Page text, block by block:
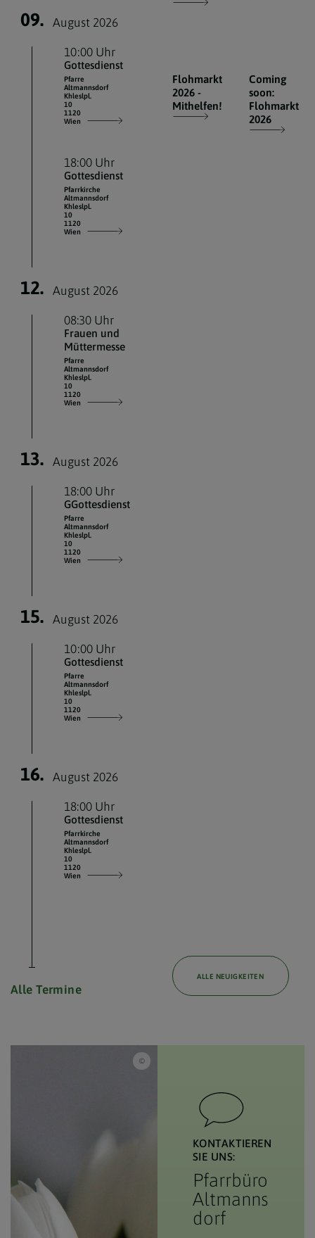
Flohmarkt
2026 -
Mithelfen!
Coming
soon:
Flohmarkt
2026
ALLE NEUIGKEITEN
09. August 2026
10:00 Uhr
Gottesdienst
Pfarre
Altmannsdorf
Khleslpl.
10
1120
Wien
18:00 Uhr
Gottesdienst
Pfarrkirche
Altmannsdorf
Khleslpl.
10
1120
Wien
12. August 2026
08:30 Uhr
Frauen und
Müttermesse
Pfarre
Altmannsdorf
Khleslpl.
10
1120
Wien
13. August 2026
18:00 Uhr
GGottesdienst
Pfarre
Altmannsdorf
Khleslpl.
10
1120
Wien
15. August 2026
10:00 Uhr
Gottesdienst
Pfarre
Altmannsdorf
Khleslpl.
10
1120
Wien
16. August 2026
18:00 Uhr
Gottesdienst
Pfarrkirche
Altmannsdorf
Khleslpl.
10
1120
Wien
Alle Termine
KONTAKTIEREN
SIE UNS:
Pfarrbüro
Altmanns
dorf